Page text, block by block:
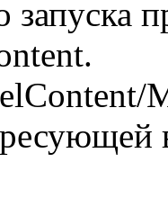
запуска